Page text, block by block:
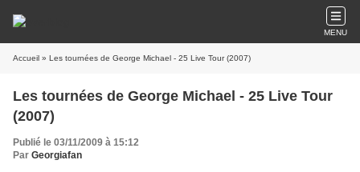
MENU
Accueil » Les tournées de George Michael - 25 Live Tour (2007)
Les tournées de George Michael - 25 Live Tour
(2007)
Publié le 03/11/2009 à 15:12
Par Georgiafan